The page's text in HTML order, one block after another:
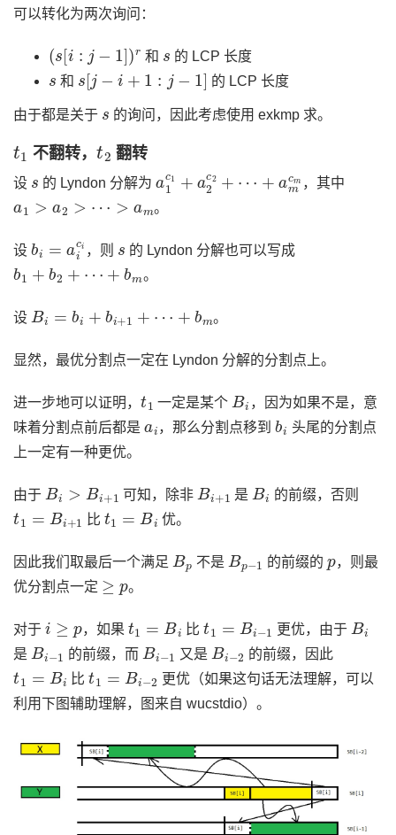
可以转化为两次询问：
( [: 1
和 的 LCP 长度
s
和
[j− 1: 1
的 LCP 长度
由于都是关于 的询问，因此考虑使用 exkmp 求。
t 不翻转，t 翻转
设 的 Lyndon 分解为
1 a2
a m
，其中
。
设
b i
，则 的 Lyndon 分解也可以写成
b b2 ⋯
。
设
Bi + 1
。
显然，最优分割点一定在 Lyndon 分解的分割点上。
进一步地可以证明，
t
一定是某个
Bi
，因为如果不是，意
味着分割点前后都是
，那么分割点移到
b
头尾的分割点
上一定有一种更优。
由于
Bi +1
可知，除非
Bi
是
Bi
的前缀，否则
t +
比
t1 i
优。
因此我们取最后一个满足
Bp
不是
Bp
的前缀的 ，则最
优分割点一定
≥
。
对于
i≥p
，如果
t1 i
比
t i−
更优，由于
Bi
是
Bi
的前缀，而
Bi
又是
Bi
的前缀，因此
t
比
t i−
更优（如果这句话无法理解，可以
利用下图辅助理解，图来自 wucstdio）。